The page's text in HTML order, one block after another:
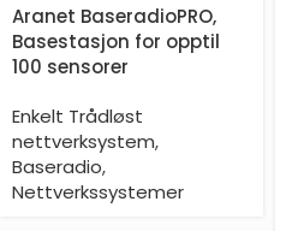
Aranet BaseradioPRO,
Basestasjon for opptil
100 sensorer
Enkelt Trådløst
nettverksystem,
Baseradio,
Nettverkssystemer